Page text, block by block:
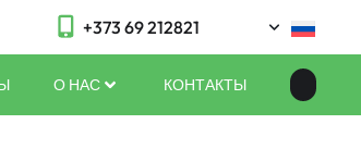
+373 69 212821
О НАС КОНТАКТЫ